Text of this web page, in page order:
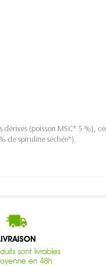
(poisson MSC* 5 %),
de spiruline séchée*).
sont livrables
en 48h